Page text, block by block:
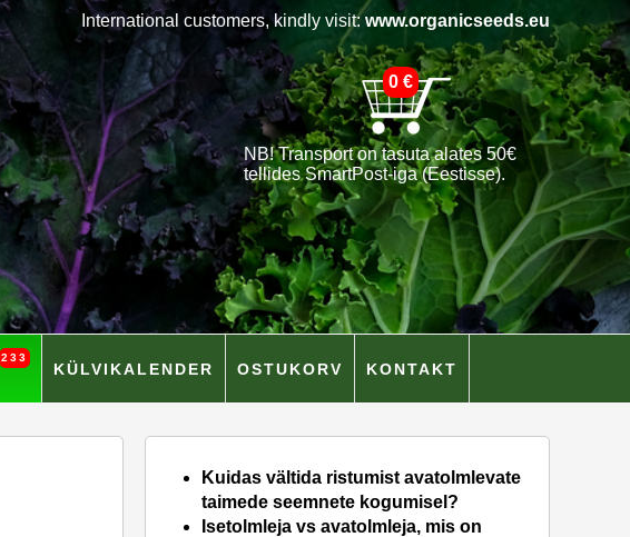
International customers, kindly visit:www.organicseeds.eu
0 €
NB! Transport on tasuta alates 50€
tellides SmartPost-iga (Eestisse).
233
KÜLVIKALENDER OSTUKORV KONTAKT
Kuidas vältida ristumist avatolmlevate
taimede seemnete kogumisel?
Isetolmleja vs avatolmleja, mis on